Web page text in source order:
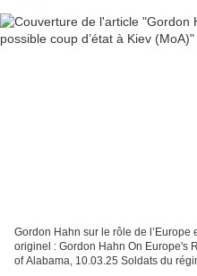
Gordon Hahn sur le rôle de l’Europe
originel : Gordon Hahn On Europe's
of Alabama, 10.03.25 Soldats du